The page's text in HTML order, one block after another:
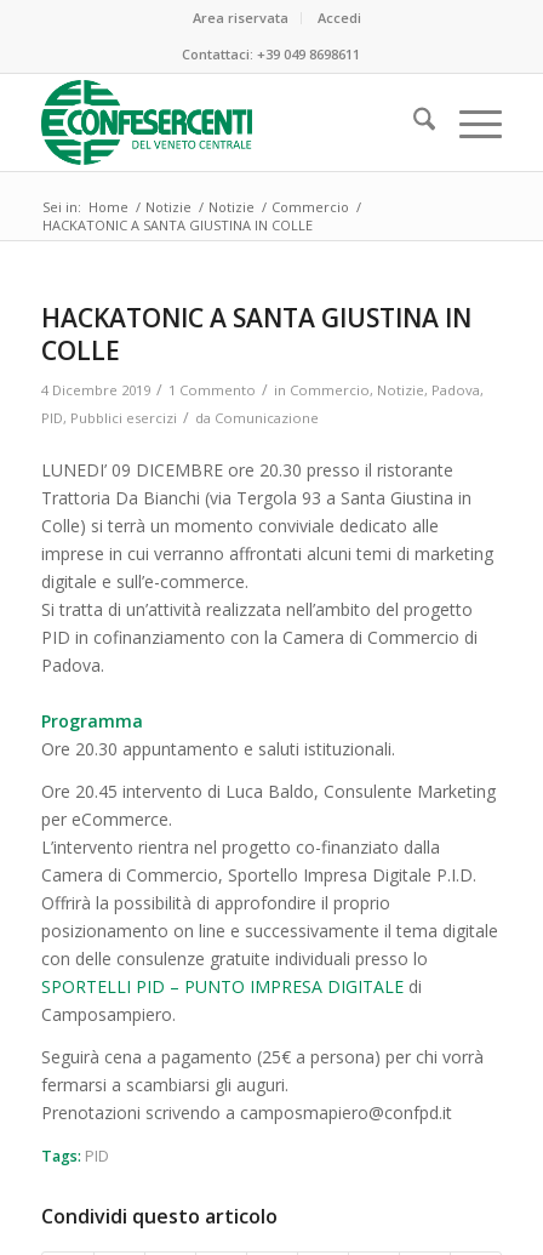
Area riservata
Accedi
Contattaci:+39 049 8698611
Sei in: Home / Notizie / Notizie / Commercio /
HACKATONIC A SANTA GIUSTINA IN COLLE
HACKATONIC A SANTA GIUSTINA IN
COLLE
4 Dicembre 2019 / 1 Commento / in Commercio, Notizie, Padova,
PID, Pubblici esercizi / da Comunicazione
LUNEDI’ 09 DICEMBRE ore 20.30 presso il ristorante
Trattoria Da Bianchi (via Tergola 93 a Santa Giustina in
Colle) si terrà un momento conviviale dedicato alle
imprese in cui verranno affrontati alcuni temi di marketing
digitale e sull’e-commerce.
Si tratta di un’attività realizzata nell’ambito del progetto
PID in cofinanziamento con la Camera di Commercio di
Padova.
Programma
Ore 20.30 appuntamento e saluti istituzionali.
Ore 20.45 intervento di Luca Baldo, Consulente Marketing
per eCommerce.
L’intervento rientra nel progetto co-finanziato dalla
Camera di Commercio, Sportello Impresa Digitale P.I.D.
Offrirà la possibilità di approfondire il proprio
posizionamento on line e successivamente il tema digitale
con delle consulenze gratuite individuali presso lo
SPORTELLI PID – PUNTO IMPRESA DIGITALEdi
Camposampiero.
Seguirà cena a pagamento (25€ a persona) per chi vorrà
fermarsi a scambiarsi gli auguri.
Prenotazioni scrivendo a camposmapiero@confpd.it
Tags: PID
Condividi questo articolo